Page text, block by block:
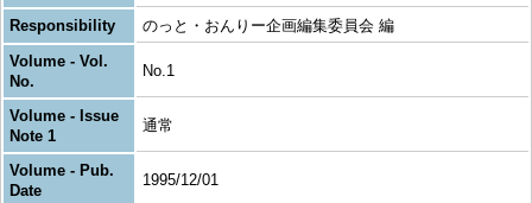
Responsibility
のっと・おんりー企画編集委員会 編
Volume - Vol.
No.
No.1
Volume - Issue
Note 1
通常
Volume - Pub.
Date
1995/12/01